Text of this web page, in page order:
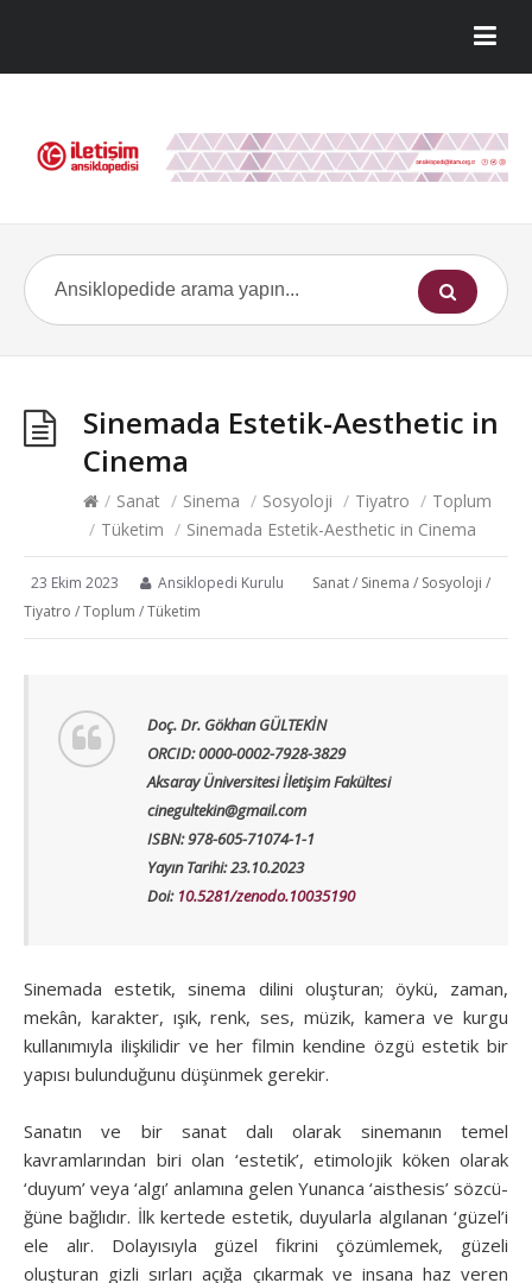
Sinemada Estetik-Aesthetic in
Cinema
/ Sanat / Sinema / Sosyoloji / Tiyatro / Toplum
/ Tüketim / Sinemada Estetik-Aesthetic in Cinema
23 Ekim 2023 Ansiklopedi Kurulu Sanat/ Sinema / Sosyoloji /
Tiyatro /Toplum /Tüketim
Doç. Dr. Gökhan GÜLTEKİN
ORCID: 0000-0002-7928-3829
Aksaray Üniversitesi İletişim Fakültesi
cinegultekin@gmail.com
ISBN: 978-605-71074-1-1
Yayın Tarihi: 23.10.2023
Doi: 10.5281/zenodo.10035190
Sinemada estetik, sinema dilini oluşturan; öykü, zaman,
mekân, karakter, ışık, renk, ses, müzik, kamera ve kurgu
kullanımıyla ilişkilidir ve her filmin kendine özgü estetik bir
yapısı bulunduğunu düşünmek gerekir.
Sanatın ve bir sanat dalı olarak sinemanın temel
kavramlarından biri olan ‘estetik’, etimolojik köken olarak
‘duyum’ veya ‘algı’ anlamına gelen Yunanca ‘aisthesis’ sözcü­
ğüne bağlıdır. İlk kertede estetik, duyularla algılanan ‘güzel’i
ele alır. Dolayısıyla güzel fikrini çözümlemek, güzeli
oluşturan gizli sırları açığa çıkarmak ve insana haz veren